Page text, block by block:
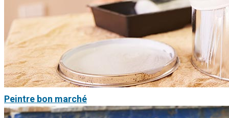
Peintre bon marché